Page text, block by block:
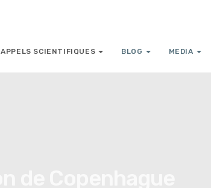
APPELS SCIENTIFIQUES BLOG MEDIA